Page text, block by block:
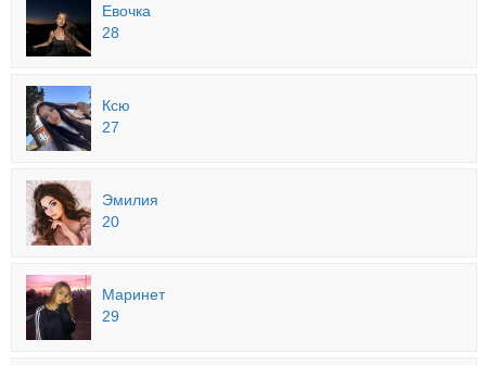
Евочка
28
Ксю
27
Эмилия
20
Маринет
29